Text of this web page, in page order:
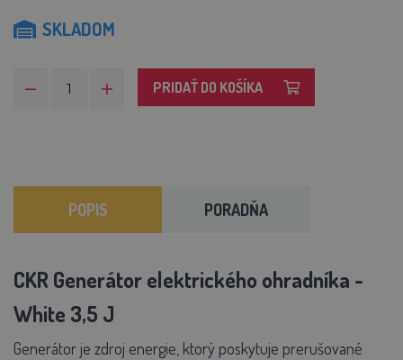
SKLADOM
PRIDAŤ DO KOŠÍKA
POPIS PORADŇA
CKR Generátor elektrického ohradníka -
White 3,5 J
Generátor je zdroj energie, ktorý poskytuje prerušované